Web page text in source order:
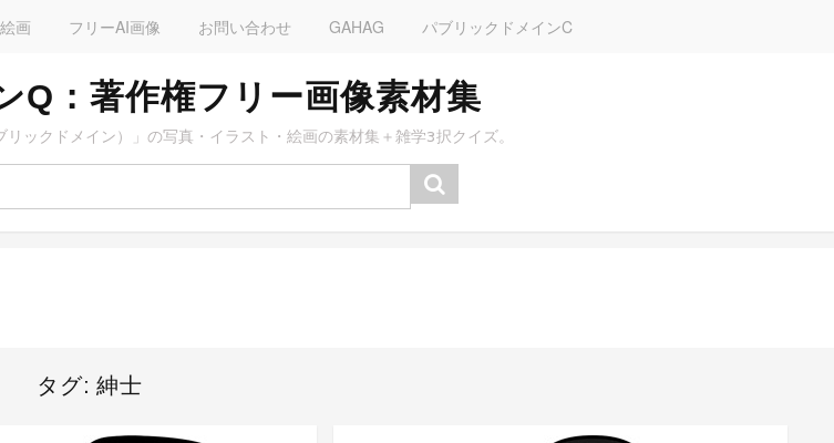
画 フリーAI画像 お問い合わせ GAHAG パブリックドメインC
Q：著作権フリー画像素材集
ックドメイン）」の写真・イラスト・絵画の素材集＋雑学3択クイズ。
タグ: 紳士